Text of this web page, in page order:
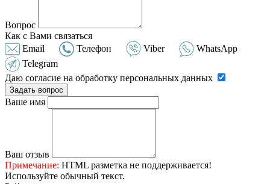
Вопрос
Как с Вами связаться
Email
Телефон Viber
WhatsApp
Telegram
Даю согласие на обработку персональных данных
Задать вопрос
Ваше имя
Ваш отзыв
Примечание: HTML разметка не поддерживается!
Используйте обычный текст.